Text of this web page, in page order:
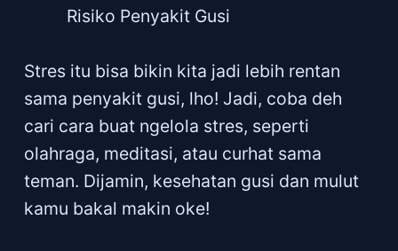
Risiko Penyakit Gusi
Stres itu bisa bikin kita jadi lebih rentan
sama penyakit gusi, lho! Jadi, coba deh
cari cara buat ngelola stres, seperti
olahraga, meditasi, atau curhat sama
teman. Dijamin, kesehatan gusi dan mulut
kamu bakal makin oke!